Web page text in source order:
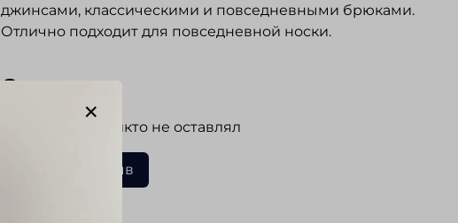
джинсами, классическими и повседневными брюками.
Отлично подходит для повседневной носки.
Отзывы
Отзывов еще никто не оставлял
Написать отзыв